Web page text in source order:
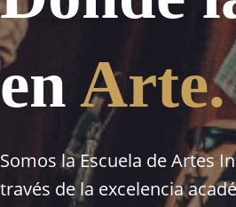
enArte.
Somos la Escuela de Artes
través de la excelencia